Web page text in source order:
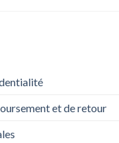
et de retour